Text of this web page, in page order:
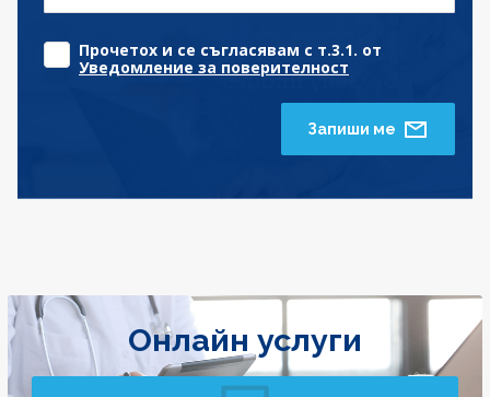
Прочетох и се съгласявам с т.3.1. от
Уведомление за поверителност
Запиши ме
Онлайн услуги